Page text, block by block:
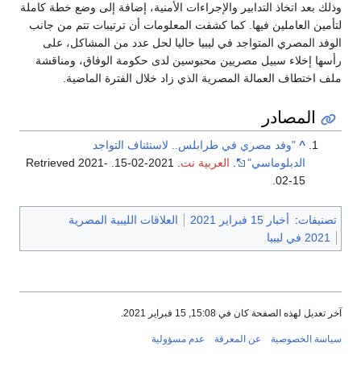
وذلك بعد اتخاذ التدابير والإجراءات الأمنية، إضافة إلى وضع خطة كاملة
لتأمين العاملين فيها. كما كشفت المعلومات أن ترتيبات تتم من جانب
الوفد المصري المتواجد في ليبيا حاليا لحل عدد من المشاكل، على
رأسها إخلاء سبيل مصريين محبوسين لدى حكومة الوفاق، ومناقشة
ملف اختطاف العمالة المصرية الذي زاد خلال الفترة الماضية.
المصادر
^ "وفد مصري في طرابلس.. لاستئناف التواجد
الدبلوماسي"
العربية نت
2021-
02-15
.
تصنيفات: أخبار 15 فبراير 2021
العلاقات الليبية المصرية
2021 في ليبيا
آخر تعديل لهذه الصفحة كان في 15:08, 15 فبراير 2021.
سياسة الخصوصية عن المعرفة عدم مسؤولية